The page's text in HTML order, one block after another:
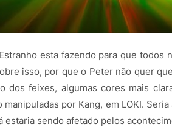
esta fazendo para que todos
isso, por que o Peter não quer
dos feixes, algumas cores mais
por Kang, em LOKI.
sendo afetado pelos